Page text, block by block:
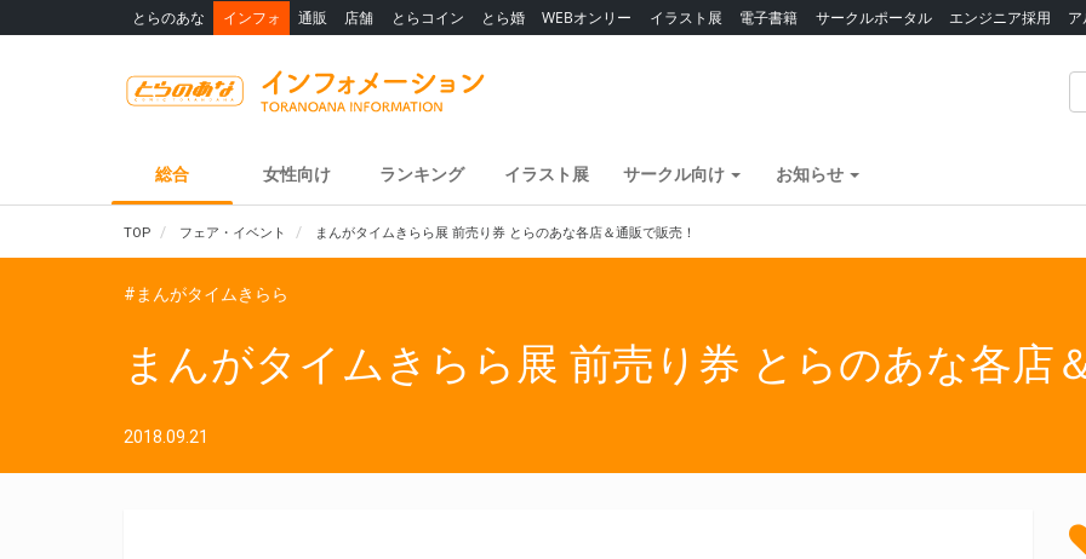
とらのあな インフォ 通販 店舗 とらコイン とら婚 WEBオンリー イラスト展 電子書籍 サークルポータル エンジニア採用
総合 女性向け ランキング イラスト展 サークル向け お知らせ
TOP フェア・イベント まんがタイムきらら展 前売り券 とらのあな各店＆通販で販売！
#まんがタイムきらら
まんがタイムきらら展 前売り券 とらのあな各店
2018.09.21